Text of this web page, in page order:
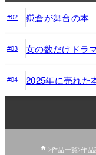
#02 鎌倉が舞台の本
#03 女の数だけドラ
#04 2025年に売れた
作品一覧 作